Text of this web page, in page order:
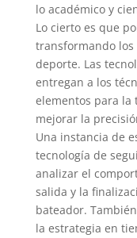
lo académico y
Lo cierto es que
transformando los
deporte. Las
entregan a los
elementos para la
mejorar la
Una instancia de
tecnología de
analizar el
salida y la
bateador.
la estrategia en